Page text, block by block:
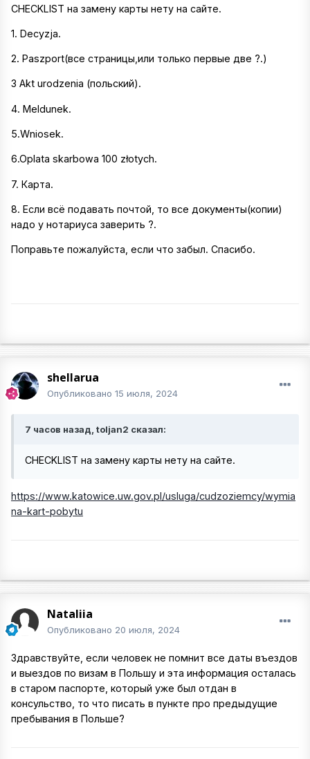
CHECKLIST на замену карты нету на сайте.
1. Decyzja.
2. Paszport(все страницы,или только первые две ?.)
3 Akt urodzenia (польский).
4. Meldunek.
5.Wniosek.
6.Oplata skarbowa 100 złotych.
7. Карта.
8. Если всё подавать почтой, то все документы(копии)
надо у нотариуса заверить ?.
Поправьте пожалуйста, если что забыл. Спасибо.
shellarua
Опубликовано 15 июля, 2024
7 часов назад, toljan2 сказал:
CHECKLIST на замену карты нету на сайте.
https://www.katowice.uw.gov.pl/usluga/cudzoziemcy/wymia
na-kart-pobytu
Nataliia
Опубликовано 20 июля, 2024
Здравствуйте, если человек не помнит все даты въездов
и выездов по визам в Польшу и эта информация осталась
в старом паспорте, который уже был отдан в
консульство, то что писать в пункте про предыдущие
пребывания в Польше?